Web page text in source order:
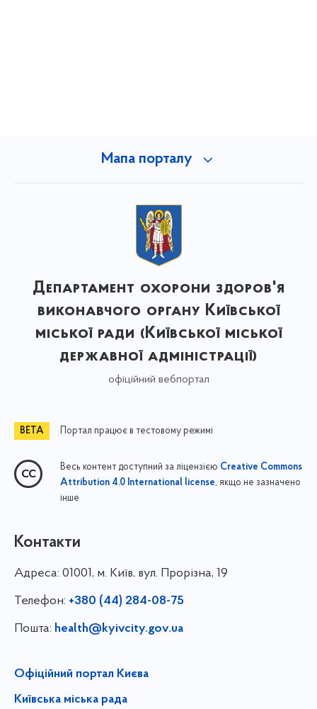
Мапа порталу
Департамент охорони здоров'я
виконавчого органу Київської
міської ради (Київської міської
державної адміністрації)
офіційний вебпортал
Портал працює в тестовому режимі
Весь контент доступний за ліцензією Creative Commons
Attribution 4.0 International license, якщо не зазначено
інше
Контакти
Адреса: 01001, м. Київ, вул. Прорізна, 19
Телефон: +380 (44) 284-08-75
Пошта: health@kyivcity.gov.ua
Офіційний портал Києва
Київська міська рада